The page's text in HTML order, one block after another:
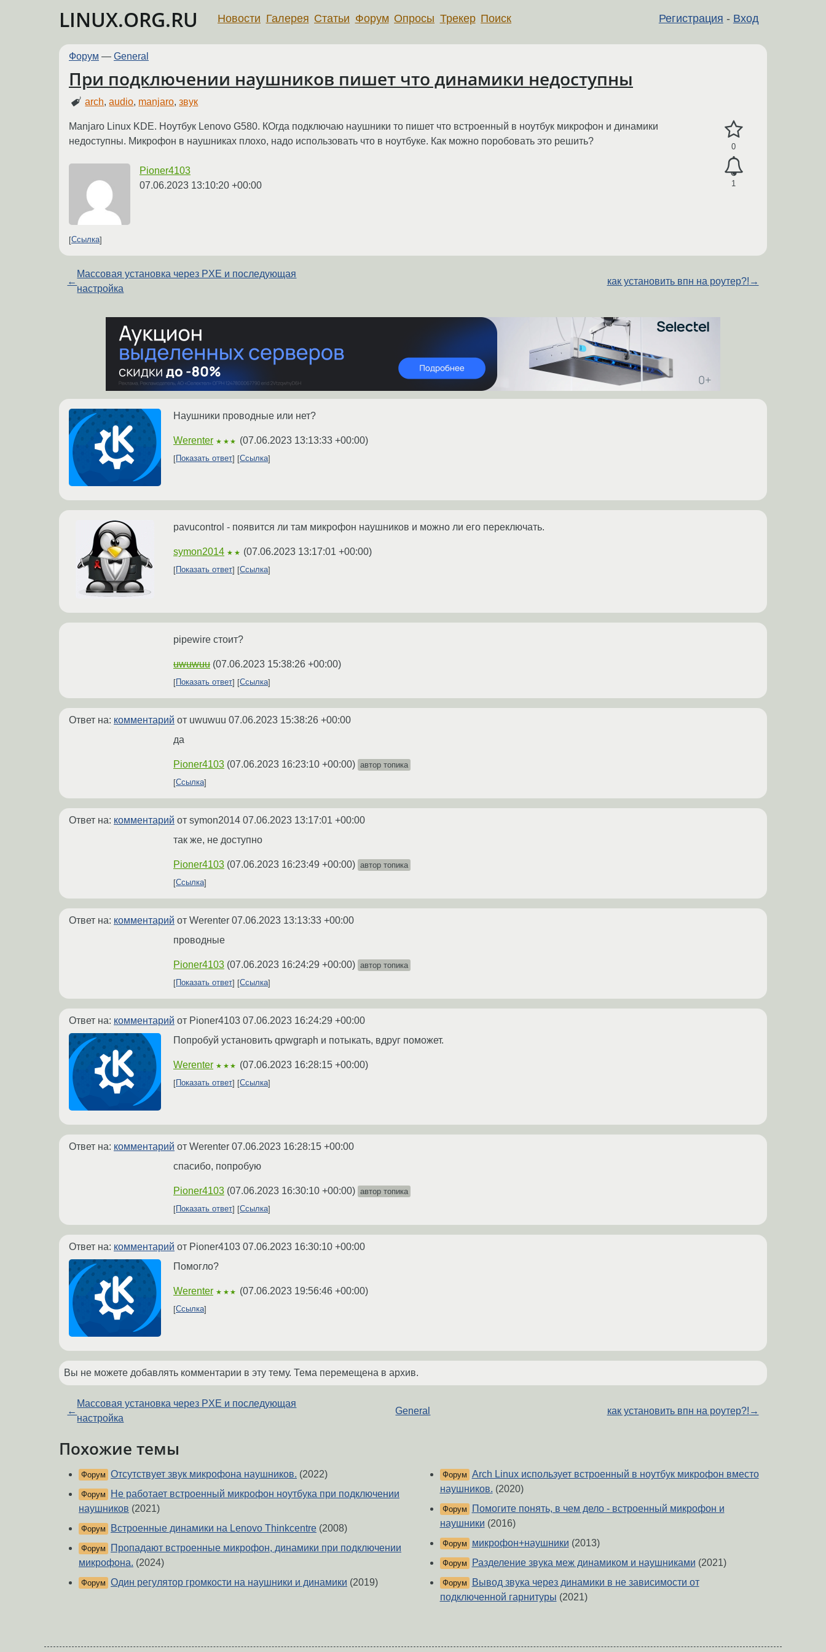
LINUX.ORG.RU Регистрация - Вход
Новости Галерея Статьи Форум Опросы Трекер Поиск
Форум — General
При подключении наушников пишет что динамики недоступны
arch,audio, manjaro,звук
0
1
Manjaro Linux KDE. Ноутбук Lenovo G580. КОгда подключаю наушники то пишет что встроенный в ноутбук микрофон и динамики
недоступны. Микрофон в наушниках плохо, надо использовать что в ноутбуке. Как можно поробовать это решить?
Pioner4103
07.06.2023 13:10:20 +00:00
Ссылка
←
Массовая установка через PXE и последующая
настройка
как установить впн на роутер?! →
Наушники проводные или нет?
Werenter ★★★ (07.06.2023 13:13:33 +00:00)
Показать ответ Ссылка
pavucontrol - появится ли там микрофон наушников и можно ли его переключать.
symon2014 ★★ (07.06.2023 13:17:01 +00:00)
Показать ответ Ссылка
pipewire стоит?
uwuwuu (07.06.2023 15:38:26 +00:00)
Показать ответ Ссылка
Ответ на: комментарий от uwuwuu 07.06.2023 15:38:26 +00:00
да
Pioner4103 (07.06.2023 16:23:10 +00:00) автор топика
Ссылка
Ответ на: комментарий от symon2014 07.06.2023 13:17:01 +00:00
так же, не доступно
Pioner4103 (07.06.2023 16:23:49 +00:00) автор топика
Ссылка
Ответ на: комментарий от Werenter 07.06.2023 13:13:33 +00:00
проводные
Pioner4103 (07.06.2023 16:24:29 +00:00) автор топика
Показать ответ
Ссылка
Ответ на: комментарий от Pioner4103 07.06.2023 16:24:29 +00:00
Попробуй установить qpwgraph и потыкать, вдруг поможет.
Werenter ★★★ (07.06.2023 16:28:15 +00:00)
Показать ответ Ссылка
Ответ на: комментарий от Werenter 07.06.2023 16:28:15 +00:00
спасибо, попробую
Pioner4103 (07.06.2023 16:30:10 +00:00) автор топика
Показать ответ
Ссылка
Ответ на: комментарий от Pioner4103 07.06.2023 16:30:10 +00:00
Помогло?
Werenter ★★★ (07.06.2023 19:56:46 +00:00)
Ссылка
Вы не можете добавлять комментарии в эту тему. Тема перемещена в архив.
←
Массовая установка через PXE и последующая
настройка
General как установить впн на роутер?! →
Похожие темы
Форум Отсутствует звук микрофона наушников. (2022)
Форум
Не работает встроенный микрофон ноутбука при подключении
наушников (2021)
Форум Встроенные динамики на Lenovo Thinkcentre (2008)
Форум
Пропадают встроенные микрофон, динамики при подключении
микрофона. (2024)
Форум Один регулятор громкости на наушники и динамики (2019)
Форум Arch Linux использует встроенный в ноутбук микрофон вместо
наушников. (2020)
Форум
Помогите понять, в чем дело - встроенный микрофон и
наушники (2016)
Форум микрофон+наушники (2013)
Форум Разделение звука меж динамиком и наушниками (2021)
Форум
Вывод звука через динамики в не зависимости от
подключенной гарнитуры (2021)